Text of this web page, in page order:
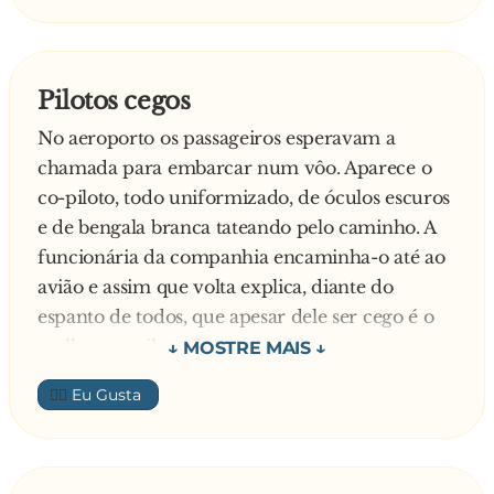
Pilotos cegos
No aeroporto os passageiros esperavam a
chamada para embarcar num vôo. Aparece o
co-piloto, todo uniformizado, de óculos escuros
e de bengala branca tateando pelo caminho. A
funcionária da companhia encaminha-o até ao
avião e assim que volta explica, diante do
espanto de todos, que apesar dele ser cego é o
melhor co-piloto da companhia.
Alguns minutos depois chega outro funcionário
também uniformizado, de óculos escuros, de
bengala branca e amparado por duas
hospedeiras. A funcionária mais uma vez
👍🏼